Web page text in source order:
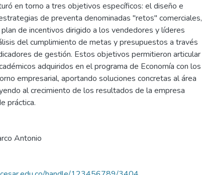
en torno a tres objetivos específicos: el diseño e
de preventa denominadas "retos" comerciales,
de incentivos dirigido a los vendedores y líderes
del cumplimiento de metas y presupuestos a través
de gestión. Estos objetivos permitieron articular
adquiridos en el programa de Economía con los
empresarial, aportando soluciones concretas al área
al crecimiento de los resultados de la empresa
práctica.
Antonio